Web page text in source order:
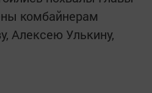
комбайнерам
Алексею Улькину,